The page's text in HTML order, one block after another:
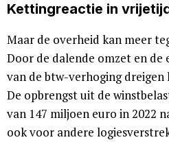
Kettingreactie in
Maar de overheid kan meer
Door de dalende omzet en de
van de btw-verhoging
De opbrengst uit de
van 147 miljoen euro in 2022
ook voor andere